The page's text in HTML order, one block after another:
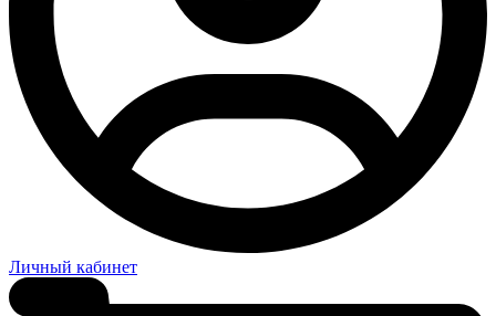
Личный кабинет